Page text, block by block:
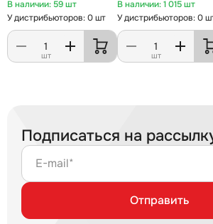
59 шт
У дистрибьюторов: 0 шт
шт
1 015 шт
У дистрибьюторов: 0
шт
Подписаться на
E-mail*
Отправить